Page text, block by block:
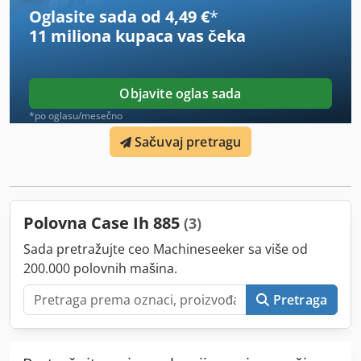
broj: 2926-26
Oglasite sada od 4,49 €*
11 miliona kupaca vas čeka
Objavite oglas sada
*po oglasu/mesečno
Sačuvaj pretragu
Polovna Case Ih 885 (3)
Sada pretražujte ceo Machineseeker sa više od
200.000 polovnih mašina.
Pretraga